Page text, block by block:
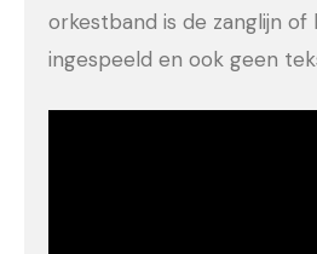
orkestband is de zanglijn of
ingespeeld en ook geen